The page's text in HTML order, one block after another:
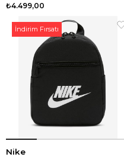
₺4.499,00
Nike
İndirim Fırsatı